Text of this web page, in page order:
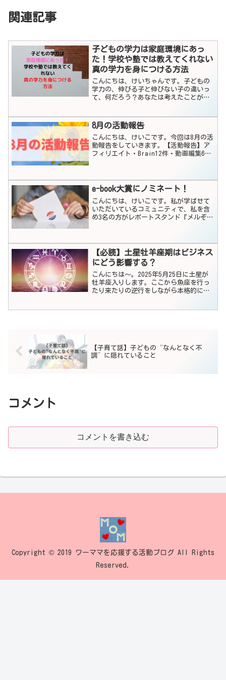
関連記事
子どもの学力は家庭環境にあっ
た！学校や塾では教えてくれない
真の学力を身につける方法
こんにちは、けいちゃんです。子どもの
学力の、伸びる子と伸びない子の違いっ
て、何だろう？あなたは考えたことがあ
学3年生までが鍵といわれています。そこ
で、私がこちらの本を参...
8月の活動報告
こんにちは、けいこです。今回は8月の活
動報告をしていきます。【活動報告】ア
フィリエイト・Brain12件・動画編集6件
は、動画編...
e-book大賞にノミネート！
こんにちは、けいこです。私が学ばせて
いただいているコミュニティで、私を含
め3名の方がレポートスタンド『メルぞ
ミュニティメンバーの3作品をご紹介しま
す。ぜひ、応援...
【必読】土星牡羊座期はビジネス
にどう影響する？
こんにちは～。2025年5月25日に土星が
牡羊座入りします。ここから魚座を行っ
たり来たりの逆行をしながら本格的に牡
【子育て話】子どもの“なんとなく不
調”に隠れていること
コメント
コメントを書き込む
Copyright © 2019 ワーママを応援する活動ブログ All Rights
Reserved.